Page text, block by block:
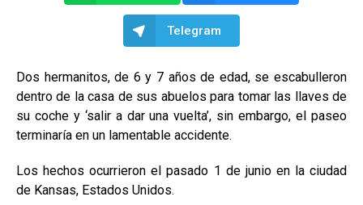
Telegram
Dos hermanitos, de 6 y 7 años de edad, se escabulleron
dentro de la casa de sus abuelos para tomar las llaves de
su coche y ‘salir a dar una vuelta’, sin embargo, el paseo
terminaría en un lamentable accidente.
Los hechos ocurrieron el pasado 1 de junio en la ciudad
de Kansas, Estados Unidos.